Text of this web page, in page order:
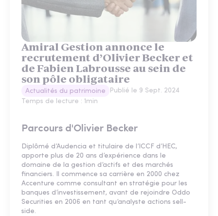
Amiral Gestion annonce le
recrutement d’Olivier Becker et
de Fabien Labrousse au sein de
son pôle obligataire
Actualités du patrimoine Publié le 9 Sept. 2024
Temps de lecture : 1min
Parcours d'Olivier Becker
Diplômé d’Audencia et titulaire de l’ICCF d’HEC,
apporte plus de 20 ans d’expérience dans le
domaine de la gestion d’actifs et des marchés
financiers. Il commence sa carrière en 2000 chez
Accenture comme consultant en stratégie pour les
banques d’investissement, avant de rejoindre Oddo
Securities en 2006 en tant qu’analyste actions sell-
side.